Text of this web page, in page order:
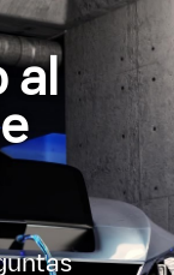
al